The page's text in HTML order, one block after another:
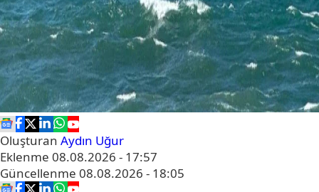
Oluşturan Aydın Uğur
Eklenme 08.08.2026 - 17:57
Güncellenme 08.08.2026 - 18:05